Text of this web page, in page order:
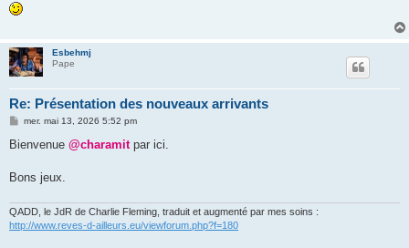
a
Esbehmj
Pape
Re: Présentation des nouveaux arrivants
M
s
g
mer. mai 13, 2026 5:52 pm
Bienvenue @charamitpar ici.
Bons jeux.
QADD, le JdR de Charlie Fleming, traduit et augmenté par mes soins :
http://www.reves-d-ailleurs.eu/viewforum.php?f=180